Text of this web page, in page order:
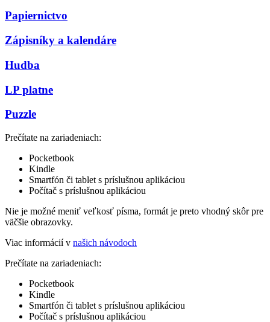
Papiernictvo
Zápisníky a kalendáre
Hudba
LP platne
Puzzle
Prečítate na zariadeniach:
Pocketbook
Kindle
Smartfón či tablet s príslušnou aplikáciou
Počítač s príslušnou aplikáciou
Nie je možné meniť veľkosť písma, formát je preto vhodný skôr pre
väčšie obrazovky.
Viac informácií v našich návodoch
Prečítate na zariadeniach:
Pocketbook
Kindle
Smartfón či tablet s príslušnou aplikáciou
Počítač s príslušnou aplikáciou